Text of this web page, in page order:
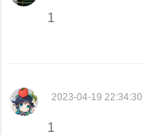
1
2023-04-19 22:34:30
1